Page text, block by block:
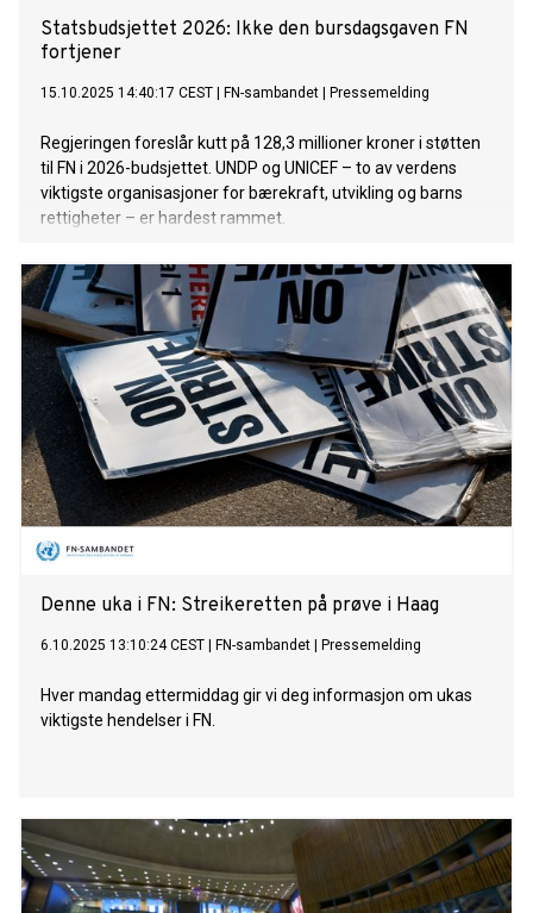
Statsbudsjettet 2026: Ikke den bursdagsgaven FN
fortjener
15.10.2025 14:40:17 CEST FN-sambandet Pressemelding
Regjeringen foreslår kutt på 128,3 millioner kroner i støtten
til FN i 2026-budsjettet. UNDP og UNICEF – to av verdens
viktigste organisasjoner for bærekraft, utvikling og barns
rettigheter – er hardest rammet.
Denne uka i FN: Streikeretten på prøve i Haag
6.10.2025 13:10:24 CEST FN-sambandet Pressemelding
Hver mandag ettermiddag gir vi deg informasjon om ukas
viktigste hendelser i FN.